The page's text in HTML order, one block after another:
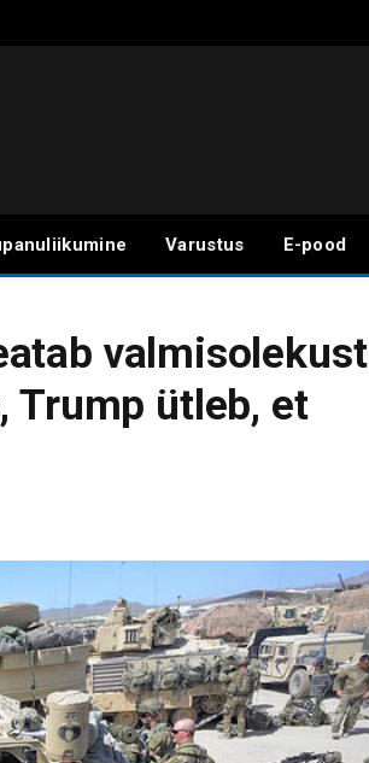
Varustus E-pood
valmisolekust
Trump ütleb, et